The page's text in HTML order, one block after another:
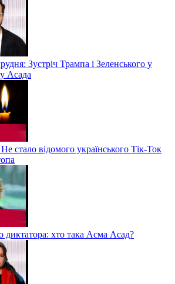
Зустріч Трампа і Зеленського у
Асада
стало відомого українського Тік-Ток
диктатора: хто така Асма Асад?